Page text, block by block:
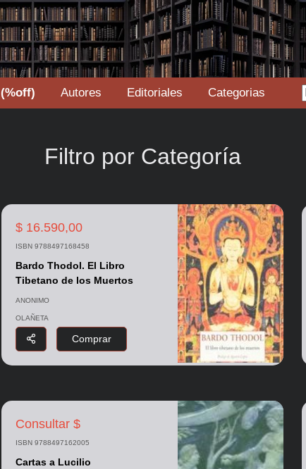
(%off) Autores Editoriales Categorias
Filtro por Categoría
$ 16.590,00
ISBN 9788497168458
Bardo Thodol. El Libro
Tibetano de los Muertos
ANONIMO
OLAÑETA
Comprar
Consultar $
ISBN 9788497162005
Cartas a Lucilio